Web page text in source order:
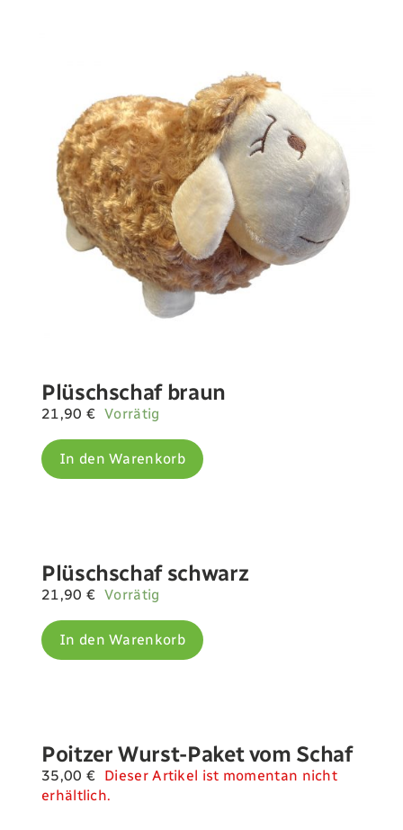
Plüschschaf braun
21,90 € Vorrätig
In den Warenkorb
Plüschschaf schwarz
21,90 € Vorrätig
In den Warenkorb
Poitzer Wurst-Paket vom Schaf
35,00 € Dieser Artikel ist momentan nicht
erhältlich.